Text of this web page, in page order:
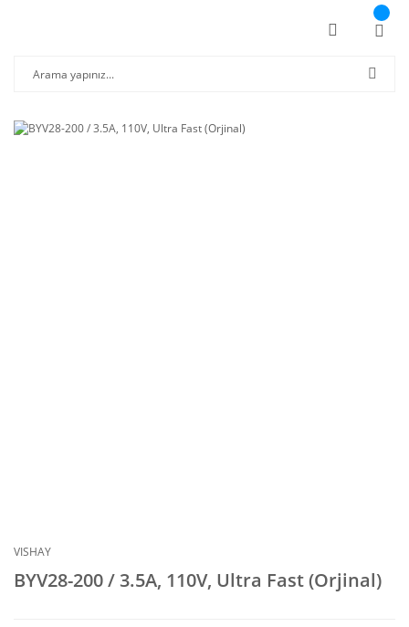
VISHAY
BYV28-200 / 3.5A, 110V, Ultra Fast (Orjinal)